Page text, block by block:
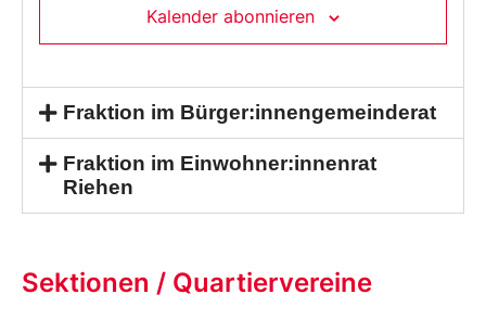
Kalender abonnieren
Fraktion im Bürger:innengemeinderat
Fraktion im Einwohner:innenrat
Riehen
Sektionen / Quartiervereine